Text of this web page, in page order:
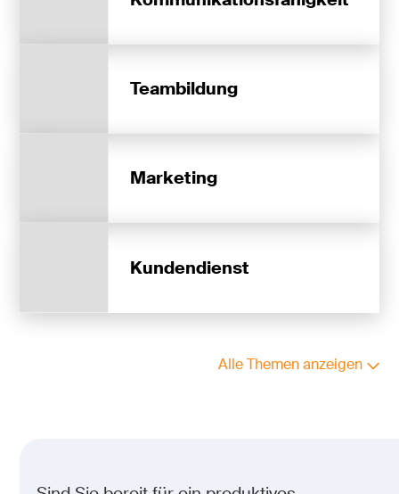
Teambildung
Marketing
Kundendienst
Alle Themen anzeigen